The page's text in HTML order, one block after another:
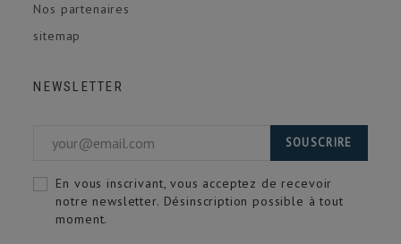
Nos partenaires
sitemap
NEWSLETTER
SOUSCRIRE
En vous inscrivant, vous acceptez de recevoir
notre newsletter. Désinscription possible à tout
moment.